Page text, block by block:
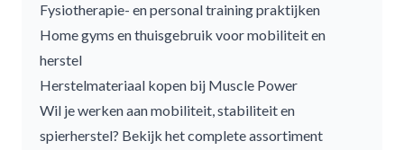
Fysiotherapie- en personal training praktijken
Home gyms en thuisgebruik voor mobiliteit en
herstel
Herstelmateriaal kopen bij Muscle Power
Wil je werken aan mobiliteit, stabiliteit en
spierherstel? Bekijk het complete assortiment